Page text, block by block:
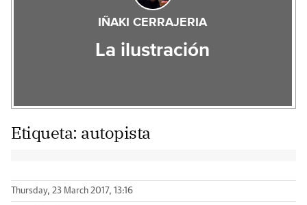
IÑAKI CERRAJERIA
La ilustración
Etiqueta: autopista
Thursday, 23 March 2017, 13:16